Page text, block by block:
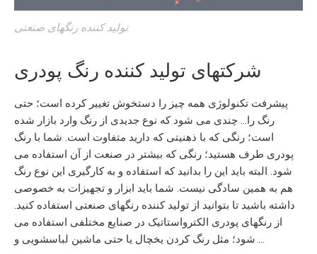
تولید کننده رنگهای صنعتی
شرکتهای تولید کننده رنگ پودری
پیشرفت تکنولوژی همه چیز را دستخوش تغییر کرده است؛ حتی
رنگ را… چندی می شود که نوع جدیدی از رنگ وارد بازار شده
است؛ رنگی که با ذهنیتی که دارید متفاوت است. شما با رنگ
پودری طرف هستید؛ رنگی که بیشتر در صنعت از آن استفاده می
شود. البته باید این را بدانید که استفاده و به کارگیری این نوع رنگ
هم به همین سادگی نیست. شما باید ابزار و تجهیزات به خصوصی
داشته باشید تا بتوانید از تولید کننده رنگهای صنعتی استفاده کنید.
از رنگهای پودری الکترواستاتیک در صنایع مختلفی استفاده می
شود؛ مثل رنگ کردن یخچال یا حتی ماشین لباسشویی و …